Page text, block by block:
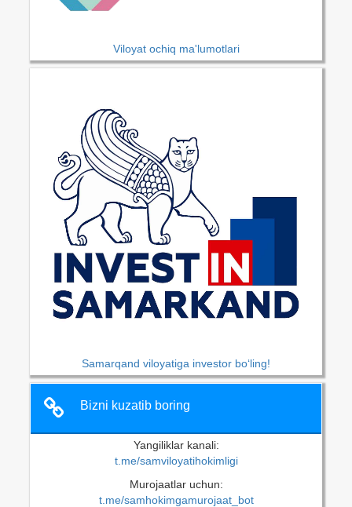
Viloyat ochiq ma'lumotlari
Samarqand viloyatiga investor bo‘ling!
Bizni kuzatib boring
Yangiliklar kanali:
t.me/samviloyatihokimligi
Murojaatlar uchun:
t.me/samhokimgamurojaat_bot